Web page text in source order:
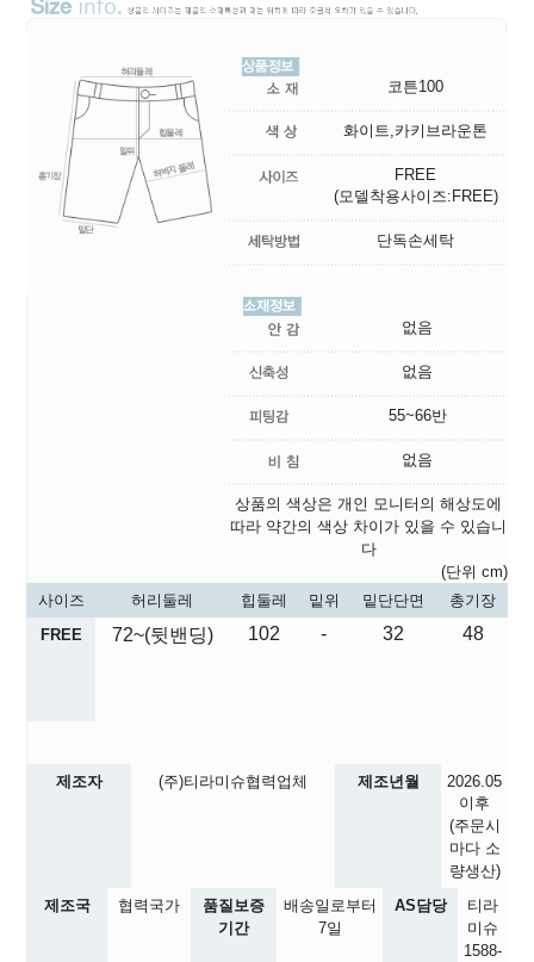
코튼100
화이트,카키브라운톤
FREE
(모델착용사이즈:FREE)
단독손세탁
없음
없음
55~66반
없음
상품의 색상은 개인 모니터의 해상도에
따라 약간의 색상 차이가 있을 수 있습니
다
(단위 cm)
사이즈
허리둘레 힙둘레 밑위 밑단단면
총기장
FREE
72~(뒷밴딩) 102 - 32 48
제조자 (주)티라미슈협력업체 제조년월
2026.05
이후
(주문시
마다 소
량생산)
제조국
협력국가
품질보증
기간
배송일로부터
7일
AS담당
티라
미슈
1588-